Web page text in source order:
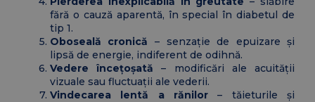
fără o cauză aparentă, în special în diabetul de
tip 1.
Oboseală cronică – senzație de epuizare și
lipsă de energie, indiferent de odihnă.
Vedere încețoșată – modificări ale acuității
vizuale sau fluctuații ale vederii.
Vindecarea lentă a rănilor– tăieturile și